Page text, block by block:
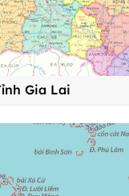
Gia Lai